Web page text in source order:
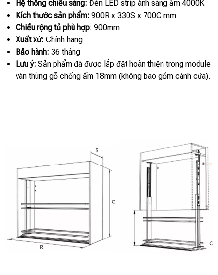
Hệ thống chiếu sáng: Đèn LED strip ánh sáng ấm 4000K
Kích thước sản phẩm: 900R x 330S x 700C mm
Chiều rộng tủ phù hợp: 900mm
Xuất xứ: Chính hãng
Bảo hành: 36 tháng
Lưu ý: Sản phẩm đã được lắp đặt hoàn thiện trong module
ván thùng gỗ chống ẩm 18mm (không bao gồm cánh cửa).